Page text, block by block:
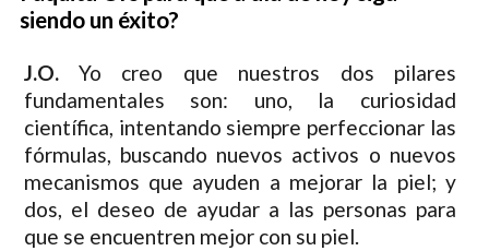
siendo un éxito?
J.O.Yo creo que nuestros dos pilares
fundamentales son: uno, la curiosidad
científica, intentando siempre perfeccionar las
fórmulas, buscando nuevos activos o nuevos
mecanismos que ayuden a mejorar la piel; y
dos, el deseo de ayudar a las personas para
que se encuentren mejor con su piel.